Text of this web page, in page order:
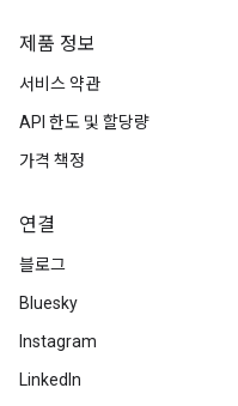
제품 정보
서비스 약관
API 한도 및 할당량
가격 책정
연결
블로그
Bluesky
Instagram
LinkedIn